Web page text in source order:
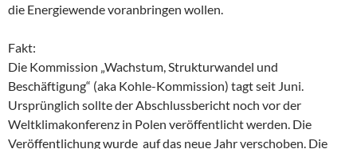
die Energiewende voranbringen wollen.
Fakt:
Die Kommission „Wachstum, Strukturwandel und
Beschäftigung“ (aka Kohle-Kommission) tagt seit Juni.
Ursprünglich sollte der Abschlussbericht noch vor der
Weltklimakonferenz in Polen veröffentlicht werden. Die
Veröffentlichung wurde auf das neue Jahr verschoben. Die